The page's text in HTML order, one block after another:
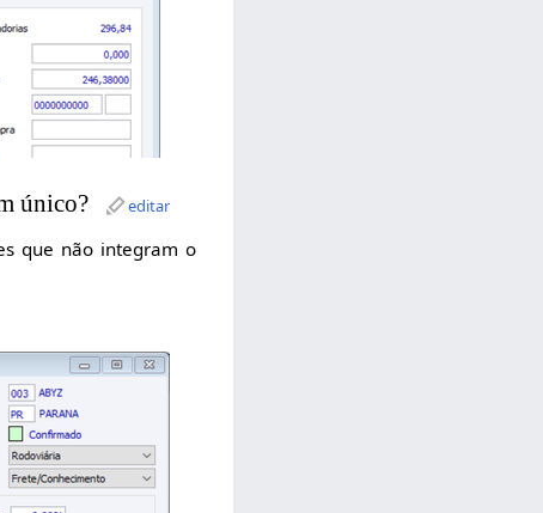
único? editar
que não integram o